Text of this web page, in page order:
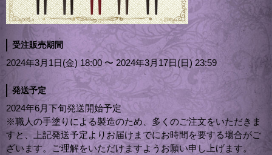
受注販売期間
2024年3月1日(金) 18:00 〜 2024年3月17日(日) 23:59
発送予定
2024年6月下旬発送開始予定
※職人の手塗りによる製造のため、多くのご注文をいただきま
すと、上記発送予定よりお届けまでにお時間を要する場合がご
ざいます。ご理解をいただけますようお願い申し上げます。